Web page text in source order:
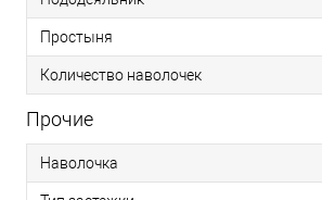
Простыня
Количество наволочек
Прочие
Наволочка